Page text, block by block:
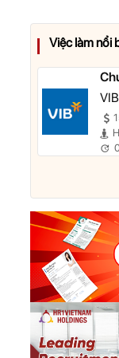
Việc làm nổi
-